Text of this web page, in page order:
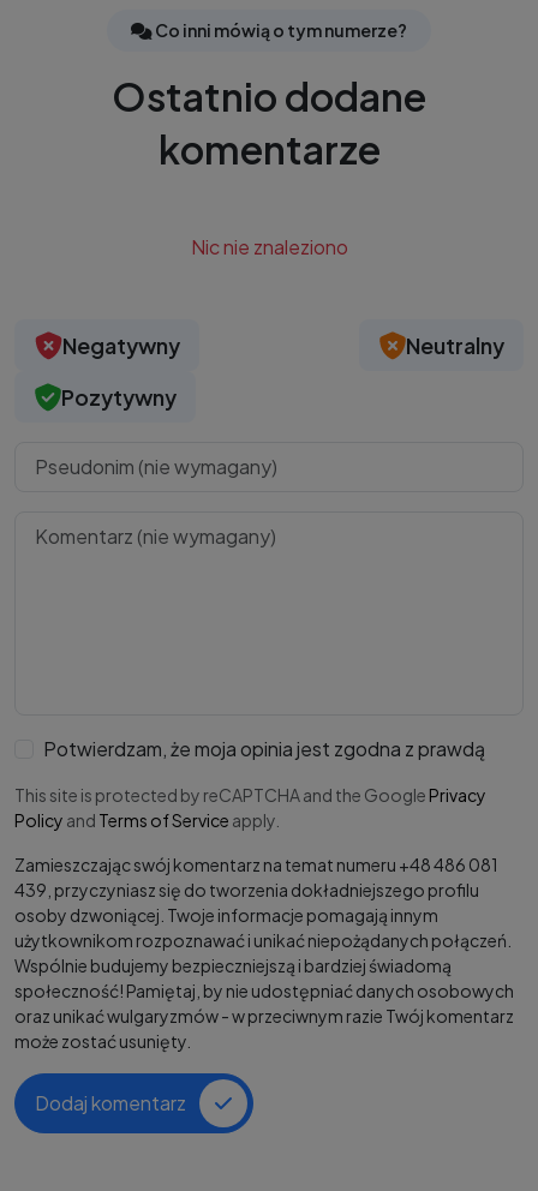
Co inni mówią o tym numerze?
Ostatnio dodane
komentarze
Nic nie znaleziono
Negatywny
Neutralny
Pozytywny
Potwierdzam, że moja opinia jest zgodna z prawdą
This site is protected by reCAPTCHA and the Google Privacy
Policy and Terms of Service apply.
Zamieszczając swój komentarz na temat numeru +48 486 081
439, przyczyniasz się do tworzenia dokładniejszego profilu
osoby dzwoniącej. Twoje informacje pomagają innym
użytkownikom rozpoznawać i unikać niepożądanych połączeń.
Wspólnie budujemy bezpieczniejszą i bardziej świadomą
społeczność! Pamiętaj, by nie udostępniać danych osobowych
oraz unikać wulgaryzmów - w przeciwnym razie Twój komentarz
może zostać usunięty.
Dodaj komentarz